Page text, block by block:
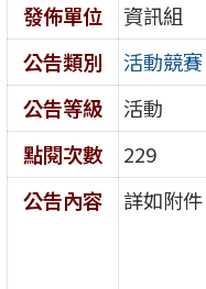
發佈單位
資訊組
公告類別
活動競賽
公告等級
活動
點閱次數
229
公告內容
詳如附件